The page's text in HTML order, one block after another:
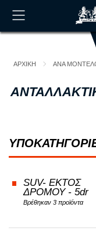
ΑΡΧΙΚΗ ΑΝΑ
SUV- ΕΚΤΟΣ
ΔΡΟΜΟΥ - 5dr
Βρέθηκαν 3 προϊόντα